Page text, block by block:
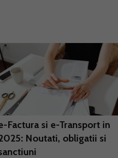
Factura si e-Transport in
Noutati, obligatii si